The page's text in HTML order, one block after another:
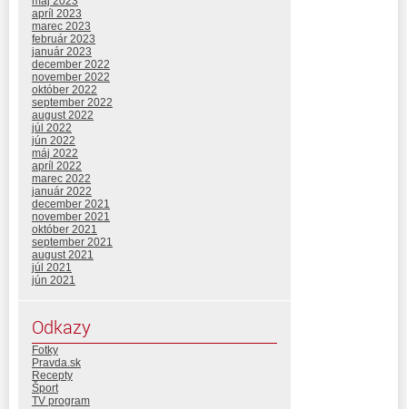
apríl 2023
marec 2023
február 2023
január 2023
december 2022
november 2022
október 2022
september 2022
august 2022
júl 2022
jún 2022
máj 2022
apríl 2022
marec 2022
január 2022
december 2021
november 2021
október 2021
september 2021
august 2021
júl 2021
jún 2021
Odkazy
Fotky
Pravda.sk
Recepty
Šport
TV program